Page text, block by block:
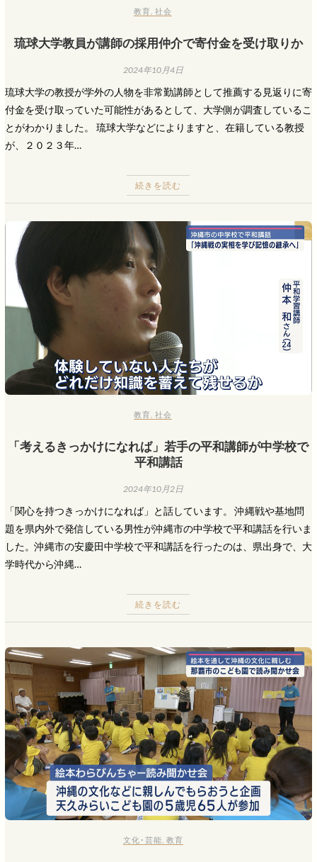
教育 ,社会
琉球大学教員が講師の採用仲介で寄付金を受け取りか
2024年10月4日
琉球大学の教授が学外の人物を非常勤講師として推薦する見返りに寄
付金を受け取っていた可能性があるとして、大学側が調査しているこ
とがわかりました。 琉球大学などによりますと、在籍している教授
が、２０２３年…
続きを読む
教育 ,社会
「考えるきっかけになれば」若手の平和講師が中学校で
平和講話
2024年10月2日
「関心を持つきっかけになれば」と話しています。 沖縄戦や基地問
題を県内外で発信している男性が沖縄市の中学校で平和講話を行いま
した。沖縄市の安慶田中学校で平和講話を行ったのは、県出身で、大
学時代から沖縄…
続きを読む
文化･芸能 教育